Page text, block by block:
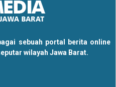
sebuah portal berita online
wilayah Jawa Barat.